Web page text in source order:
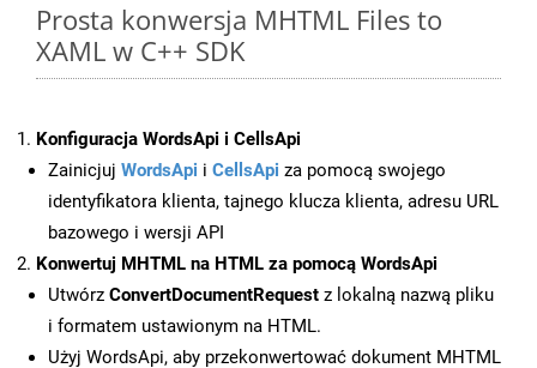
Prosta konwersja MHTML Files to
XAML w C++ SDK
Konfiguracja WordsApi i CellsApi
Zainicjuj WordsApi i CellsApi za pomocą swojego
identyfikatora klienta, tajnego klucza klienta, adresu URL
bazowego i wersji API
Konwertuj MHTML na HTML za pomocą WordsApi
Utwórz ConvertDocumentRequest z lokalną nazwą pliku
i formatem ustawionym na HTML.
Użyj WordsApi, aby przekonwertować dokument MHTML